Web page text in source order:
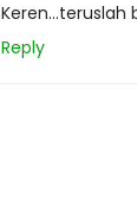
Keren…teruslah
Reply